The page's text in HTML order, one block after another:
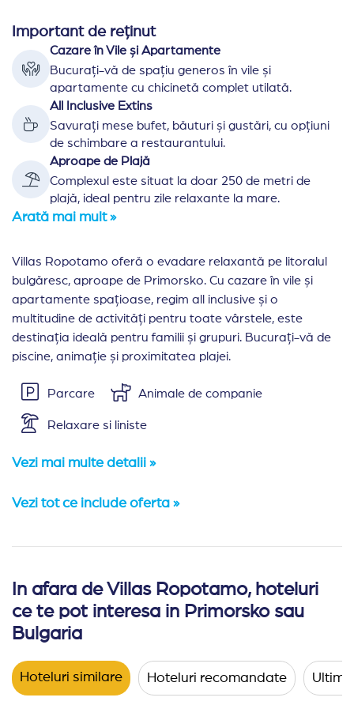
Villas Ropotamo oferă o evadare relaxantă pe litoralul
bulgăresc, aproape de Primorsko. Cu cazare în vile și
apartamente spațioase, regim all inclusive și o
multitudine de activități pentru toate vârstele, este
destinația ideală pentru familii și grupuri. Bucurați-vă de
piscine, animație și proximitatea plajei.
Parcare Animale de companie
Relaxare si liniste
Vezi mai multe detalii »
Vezi tot ce include oferta »
Important de reținut
Cazare în Vile și Apartamente
Bucurați-vă de spațiu generos în vile și
apartamente cu chicinetă complet utilată.
All Inclusive Extins
Savurați mese bufet, băuturi și gustări, cu opțiuni
de schimbare a restaurantului.
Aproape de Plajă
Complexul este situat la doar 250 de metri de
plajă, ideal pentru zile relaxante la mare.
Arată mai mult »
Amplasare: Complexul Villas Ropotamo este situat
Cazare: Complexul este alcatuit din 51 vile
Bungalow ROPOTAMO
(aprox. 25 mp) - Pat
In afara de Villas Ropotamo, hoteluri
ce te pot interesa in Primorsko sau
Bulgaria
Hoteluri similare Hoteluri recomandate